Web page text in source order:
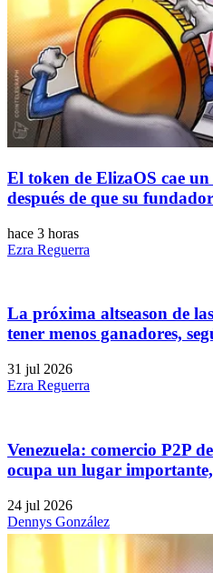
El token de ElizaOS cae
después de que su
hace 3 horas
Ezra Reguerra
La próxima altseason de
tener menos ganadores,
31 jul 2026
Ezra Reguerra
Venezuela: comercio P2P
ocupa un lugar importante,
24 jul 2026
Dennys González